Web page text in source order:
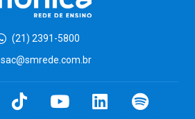
(21) 2391-5800
sac@smrede.com.br